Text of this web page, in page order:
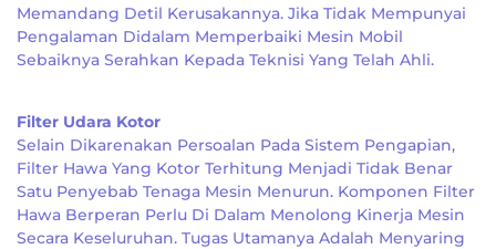
Memandang Detil Kerusakannya. Jika Tidak Mempunyai
Pengalaman Didalam Memperbaiki Mesin Mobil
Sebaiknya Serahkan Kepada Teknisi Yang Telah Ahli.
Filter Udara Kotor
Selain Dikarenakan Persoalan Pada Sistem Pengapian,
Filter Hawa Yang Kotor Terhitung Menjadi Tidak Benar
Satu Penyebab Tenaga Mesin Menurun. Komponen Filter
Hawa Berperan Perlu Di Dalam Menolong Kinerja Mesin
Secara Keseluruhan. Tugas Utamanya Adalah Menyaring